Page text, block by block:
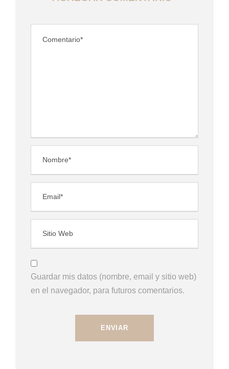
Guardar mis datos (nombre, email y sitio web)
en el navegador, para futuros comentarios.